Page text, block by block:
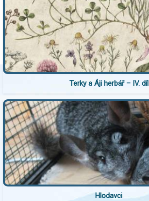
Terky a Áji herbář – IV. díl
Hlodavci